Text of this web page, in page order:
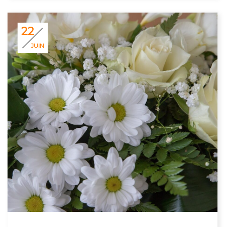
22
JUIN